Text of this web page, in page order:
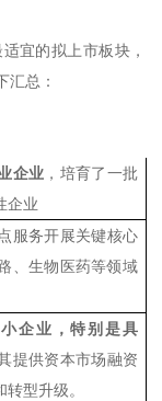
宜的拟上市板块，
汇总：
企业 ，培育了一批
企业
服务开展关键核心
、生物医药等领域
企业，特别是具
提供资本市场融资
型升级。